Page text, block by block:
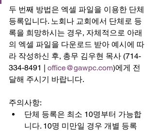
두 번째 방법은 엑셀 파일을 이용한 단체
등록입니다. 노회나 교회에서 단체로 등
록을 희망하시는 경우, 자체적으로 아래
의 엑셀 파일을 다운로드 받아 예시에 따
라 작성하신 후, 총무 김우현 목사 (714-
334-8491 | office@gawpc.com)에게 전
달해 주시기 바랍니다.
주의사항:
단체 등록은 최소 10명부터 가능합
니다. 10명 미만일 경우 개별 등록